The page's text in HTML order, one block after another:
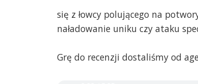
się z łowcy polującego na
naładowanie uniku czy ataku
Grę do recenzji dostaliśmy od